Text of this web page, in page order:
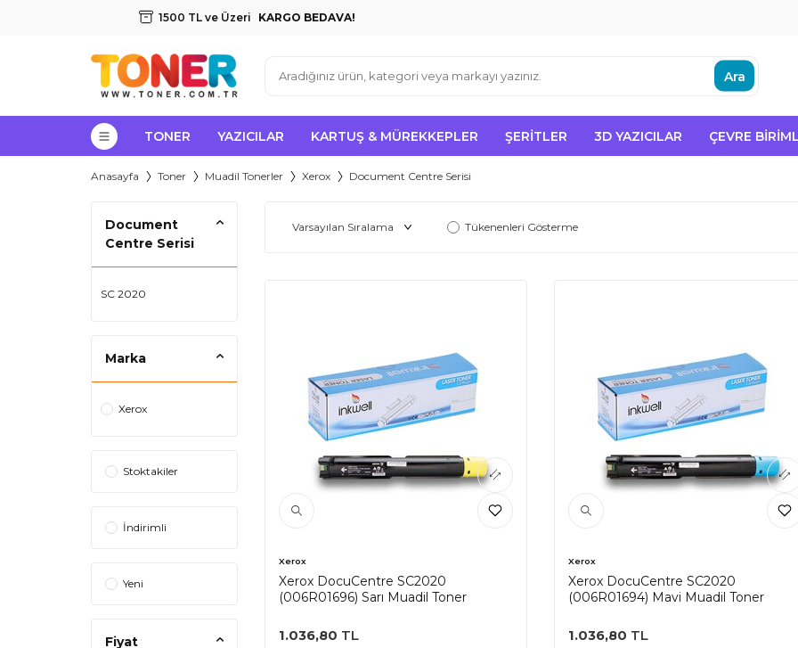
1500 TL ve Üzeri KARGO BEDAVA!
Ara
TONER YAZICILAR KARTUŞ & MÜREKKEPLER ŞERITLER 3D YAZICILAR ÇEVRE
Anasayfa Toner Muadil Tonerler Xerox Document Centre Serisi
Document
Centre Serisi
SC 2020
Marka
Xerox
Stoktakiler
İndirimli
Yeni
Fiyat
Tükenenleri Gösterme
Xerox
Xerox DocuCentre SC2020
(006R01696) Sarı Muadil Toner
1.036,80 TL
Xerox
Xerox DocuCentre SC2020
(006R01694) Mavi Muadil Toner
1.036,80 TL